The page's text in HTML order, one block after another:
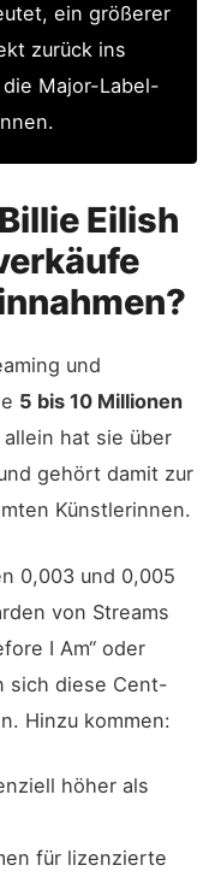
ein größerer
zurück ins
Major-Label-
Eilish
und
5 bis 10 Millionen
hat sie über
gehört damit zur
Künstlerinnen.
0,003 und 0,005
von Streams
I Am“ oder
sich diese Cent-
Hinzu kommen:
höher als
für lizenzierte